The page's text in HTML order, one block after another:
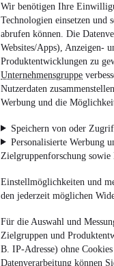
Wir benötigen Ihre
Technologien einsetzen und
abrufen können. Die
Websites/Apps), Anzeigen-
Produktentwicklungen zu
Unternehmensgruppe
Nutzerdaten
Werbung und die
Speichern von oder
Personalisierte Werbung
Zielgruppenforschung
Einstellmöglichkeiten und
den jederzeit möglichen
Für die Auswahl und
Zielgruppen und
B. IP-Adresse) ohne
Datenverarbeitung können